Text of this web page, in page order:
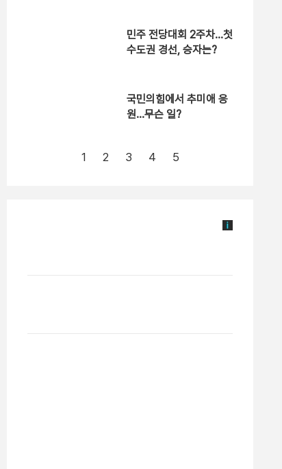
민주 전당대회 2주차…첫
수도권 경선, 승자는?
국민의힘에서 추미애 응
원…무슨 일?
1 2 3 4 5